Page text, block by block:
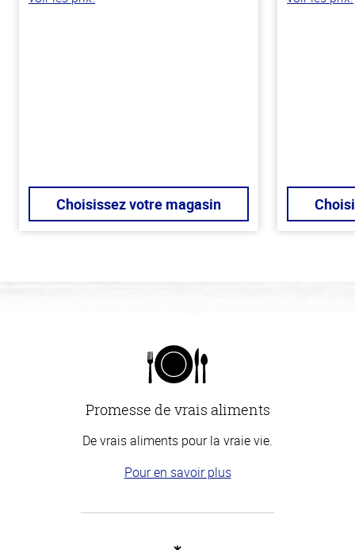
Choisissez votre magasin
Promesse de vrais aliments
De vrais aliments pour la vraie vie.
Pour en savoir plus